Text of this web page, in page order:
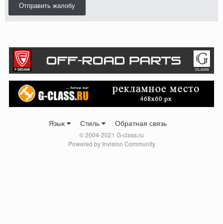
Отправить жалобу
Язык Стиль Обратная связь
© 2004-2021 G-class.ru
Powered by Invision Community